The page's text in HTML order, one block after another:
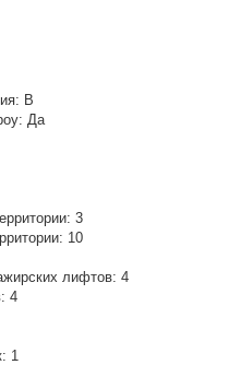
B
Да
3
10
лифтов: 4
4
1